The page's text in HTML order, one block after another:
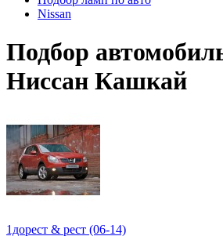
Nissan
Подбор
Ниссан Кашкай
1дорест & рест (06-14)